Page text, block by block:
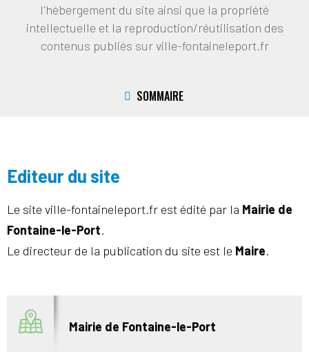
l'hébergement du site ainsi que la propriété
intellectuelle et la reproduction/réutilisation des
contenus publiés sur ville-fontaineleport.fr
SOMMAIRE
Editeur du site
Le site ville-fontaineleport.fr est édité par la Mairie de
Fontaine-le-Port.
Le directeur de la publication du site est le Maire.
Mairie de Fontaine-le-Port